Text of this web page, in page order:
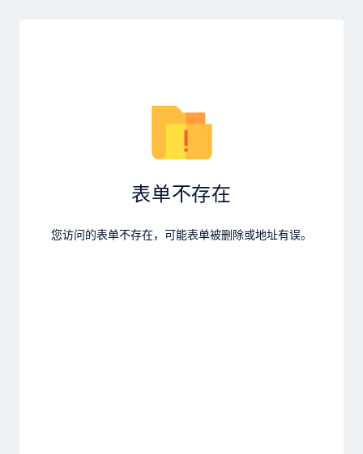
表单不存在
您访问的表单不存在，可能表单被删除或地址有误。